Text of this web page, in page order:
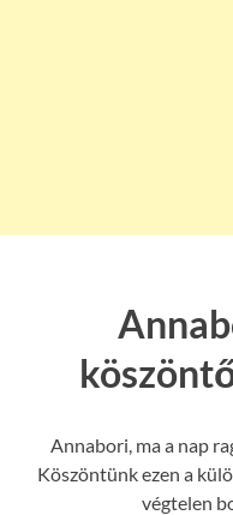
Annabori, ma a nap
Köszöntünk ezen a
végtelen